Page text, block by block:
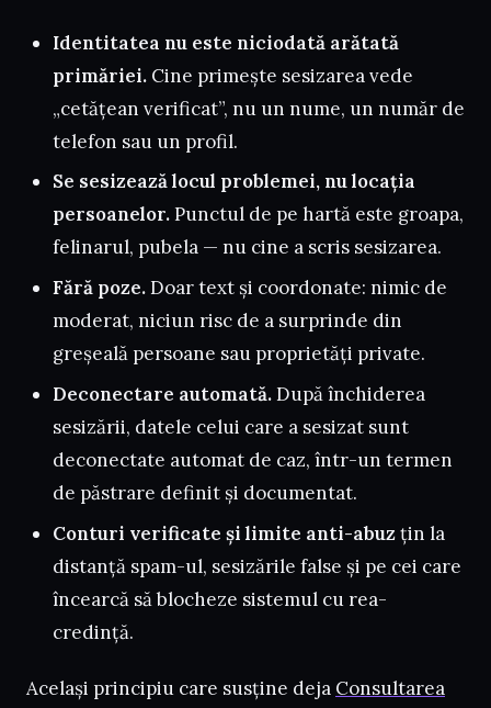
Identitatea nu este niciodată arătată
primăriei.Cine primește sesizarea vede
„cetățean verificat”, nu un nume, un număr de
telefon sau un profil.
Se sesizează locul problemei, nu locația
persoanelor.Punctul de pe hartă este groapa,
felinarul, pubela — nu cine a scris sesizarea.
Fără poze.Doar text și coordonate: nimic de
moderat, niciun risc de a surprinde din
greșeală persoane sau proprietăți private.
Deconectare automată.După închiderea
sesizării, datele celui care a sesizat sunt
deconectate automat de caz, într-un termen
de păstrare definit și documentat.
Conturi verificate și limite anti-abuzțin la
distanță spam-ul, sesizările false și pe cei care
încearcă să blocheze sistemul cu rea-
credință.
Același principiu care susține deja Consultarea